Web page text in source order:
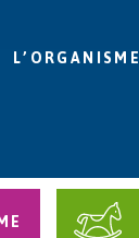
L’ORGANISME